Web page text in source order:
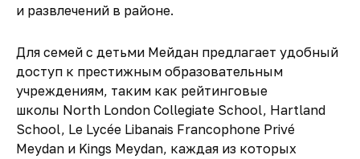
и развлечений в районе.
Для семей с детьми Мейдан предлагает удобный
доступ к престижным образовательным
учреждениям, таким как рейтинговые
школы North London Collegiate School, Hartland
School, Le Lycée Libanais Francophone Privé
Meydan и Kings Meydan, каждая из которых